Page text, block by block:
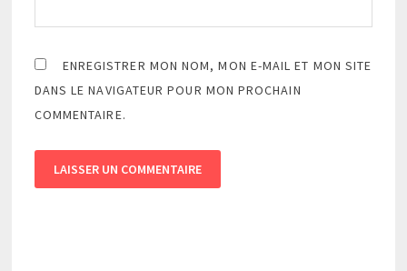
ENREGISTRER MON NOM, MON E-MAIL ET MON SITE
DANS LE NAVIGATEUR POUR MON PROCHAIN
COMMENTAIRE.